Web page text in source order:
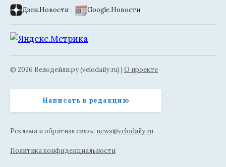
Дзен.Новости | Google.Новости
© 2026 Велодейли.ру (velodaily.ru) | О проекте
Написать в редакцию
Реклама и обратная связь: news@velodaily.ru
Политика конфиденциальности